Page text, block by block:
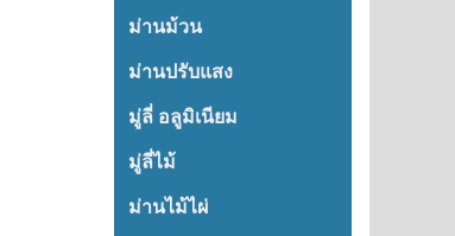
ม่านม้วน
ม่านปรับแสง
มู่ลี่ อลูมิเนียม
มู่ลี่ไม้
ม่านไม้ไผ่